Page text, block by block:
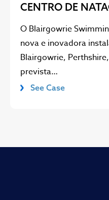
CENTRO DE
O Blairgowrie
nova e inovadora
Blairgowrie,
prevista…
See Case